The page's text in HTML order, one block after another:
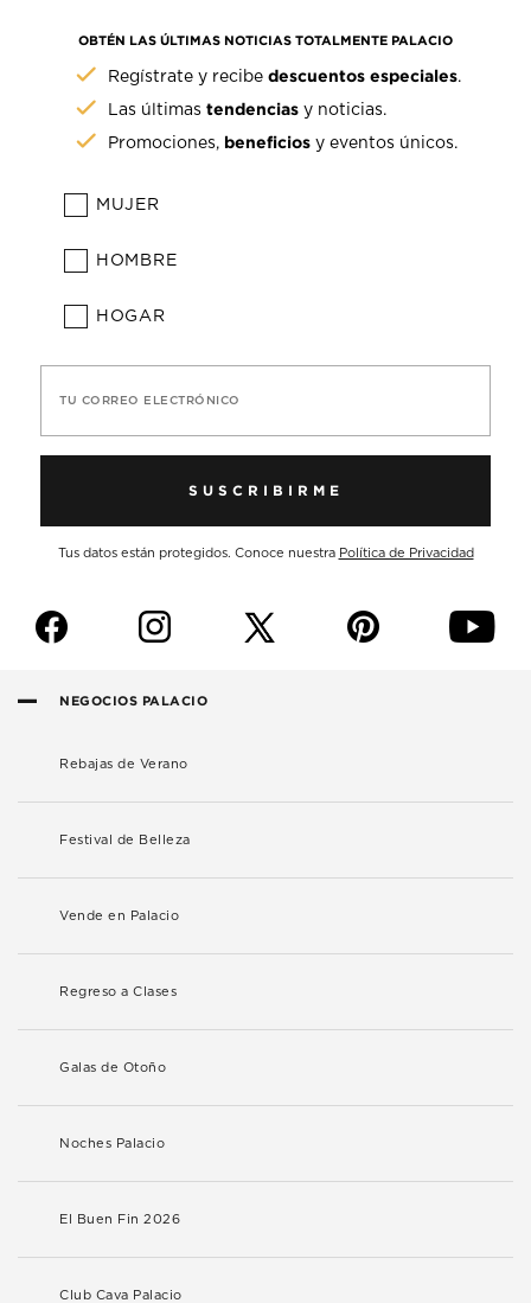
OBTÉN LAS ÚLTIMAS NOTICIAS TOTALMENTE PALACIO
Regístrate y recibedescuentos especiales.
Las últimastendencias y noticias.
Promociones, beneficios y eventos únicos.
MUJER
HOMBRE
HOGAR
TU CORREO ELECTRÓNICO
SUSCRIBIRME
Tus datos están protegidos. Conoce nuestra Política de Privacidad
f i p y
NEGOCIOS PALACIO
Rebajas de Verano
Festival de Belleza
Vende en Palacio
Regreso a Clases
Galas de Otoño
Noches Palacio
El Buen Fin 2026
Club Cava Palacio